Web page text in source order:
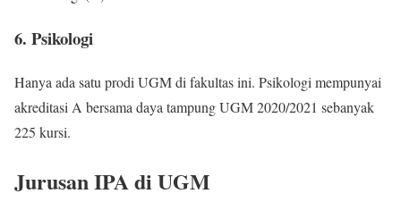
6. Psikologi
Hanya ada satu prodi UGM di fakultas ini. Psikologi mempunyai
akreditasi A bersama daya tampung UGM 2020/2021 sebanyak
225 kursi.
Jurusan IPA di UGM